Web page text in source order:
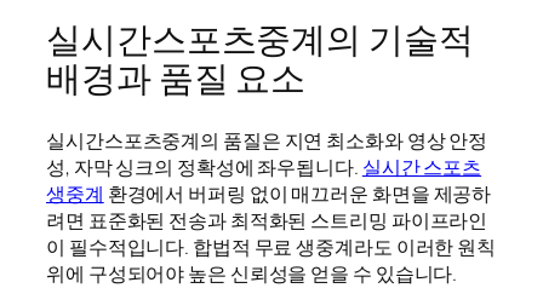
실시간스포츠중계의 기술적
배경과 품질 요소
실시간스포츠중계의 품질은 지연 최소화와 영상 안정
성, 자막 싱크의 정확성에 좌우됩니다. 실시간 스포츠
생중계 환경에서 버퍼링 없이 매끄러운 화면을 제공하
려면 표준화된 전송과 최적화된 스트리밍 파이프라인
이 필수적입니다. 합법적 무료 생중계라도 이러한 원칙
위에 구성되어야 높은 신뢰성을 얻을 수 있습니다.